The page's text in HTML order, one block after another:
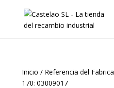
Inicio / Referencia del
170: 03009017